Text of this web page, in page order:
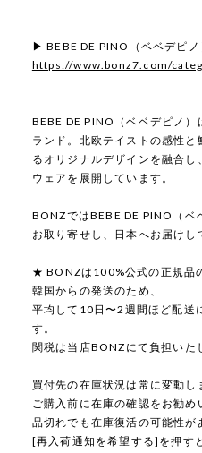
▶ BEBE DE PINO（ベベデピ
https://www.bonz7.com/
BEBE DE PINO（ベベデピノ
ランド。北欧テイストの感性
るオリジナルデザインを融合
ウェアを展開しています。
BONZではBEBE DE PINO（ベ
お取り寄せし、日本へお届けし
★ BONZは100%公式の正規品
韓国からの発送のため、
平均して10日〜2週間ほど配送
す。
関税は当店BONZにて負担いた
買付先の在庫状況は常に変動し
ご購入前に在庫の確認をお勧め
品切れでも在庫復活の可能性が
[再入荷通知を希望する]を押す